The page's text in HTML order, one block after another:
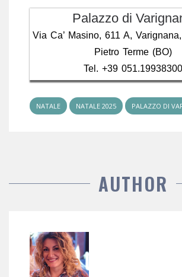
Palazzo di
Via Ca’ Masino, 611 A,
Pietro Terme (BO)
Tel. +39 051.19938300
NATALE NATALE 2025 PALAZZO DI
AUTHOR